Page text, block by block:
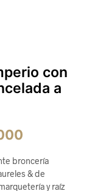
con
a
precio
actual
broncería
& de
y raíz